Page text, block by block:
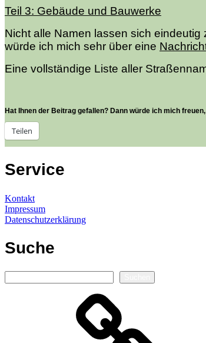
Teil 3: Gebäude und Bauwerke
Nicht alle Namen lassen sich
würde ich mich sehr über eine
Eine vollständige Liste aller
Hat Ihnen der Beitrag gefallen? Dann würde ich mich
Teilen
Service
Kontakt
Impressum
Datenschutzerklärung
Suche